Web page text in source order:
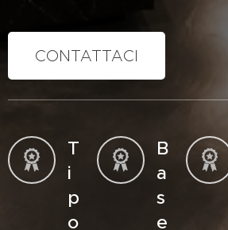
CONTATTACI
T
i
p
o
B
a
s
e